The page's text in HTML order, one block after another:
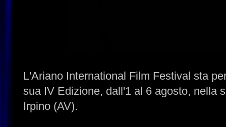
L'Ariano International Film Festival sta
sua IV Edizione, dall'1 al 6 agosto, nella
Irpino (AV).